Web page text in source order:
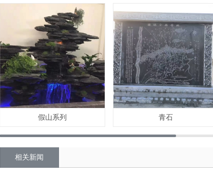
假山系列 青石
相关新闻